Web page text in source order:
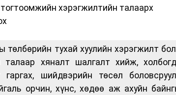
тогтоомжийн хэрэгжилтийн талаарх
төлбөрийн тухай хуулийн хэрэгжилт
талаар хяналт шалгалт хийж,
гаргах, шийдвэрийн төсөл
орчин, хүнс, хөдөө аж ахуйн